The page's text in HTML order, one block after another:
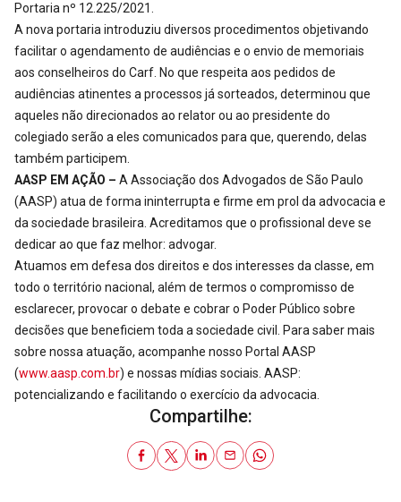
Portaria nº 12.225/2021.
A nova portaria introduziu diversos procedimentos objetivando
facilitar o agendamento de audiências e o envio de memoriais
aos conselheiros do Carf. No que respeita aos pedidos de
audiências atinentes a processos já sorteados, determinou que
aqueles não direcionados ao relator ou ao presidente do
colegiado serão a eles comunicados para que, querendo, delas
também participem.
AASP EM AÇÃO – A Associação dos Advogados de São Paulo
(AASP) atua de forma ininterrupta e firme em prol da advocacia e
da sociedade brasileira. Acreditamos que o profissional deve se
dedicar ao que faz melhor: advogar.
Atuamos em defesa dos direitos e dos interesses da classe, em
todo o território nacional, além de termos o compromisso de
esclarecer, provocar o debate e cobrar o Poder Público sobre
decisões que beneficiem toda a sociedade civil. Para saber mais
sobre nossa atuação, acompanhe nosso Portal AASP
(www.aasp.com.br) e nossas mídias sociais. AASP:
potencializando e facilitando o exercício da advocacia.
Compartilhe: